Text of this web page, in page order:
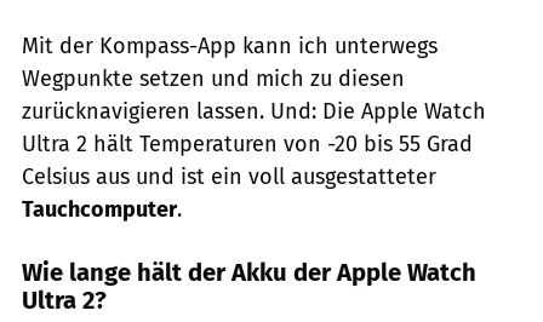
Mit der Kompass-App kann ich unterwegs
Wegpunkte setzen und mich zu diesen
zurücknavigieren lassen. Und: Die Apple Watch
Ultra 2 hält Temperaturen von -20 bis 55 Grad
Celsius aus und ist ein voll ausgestatteter
Tauchcomputer.
Wie lange hält der Akku der Apple Watch
Ultra 2?